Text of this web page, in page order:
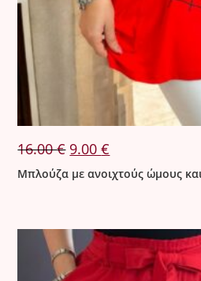
16.00€ Original
price
was:
16.00 €.
9.00€τρέχουσα
τιμή
είναι:
Μπλούζα με ανοιχτούς ώμους